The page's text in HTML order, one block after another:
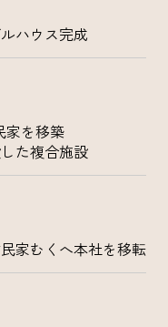
ハウス完成
家を移築
た複合施設
家むくへ本社を移転